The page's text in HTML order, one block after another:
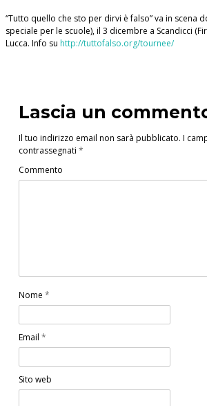
“Tutto quello che sto per dirvi è falso” va in scena
speciale per le scuole), il 3 dicembre a Scandicci
Lucca. Info su http://tuttofalso.org/tournee/
Lascia un
Il tuo indirizzo email non sarà pubblicato. I
contrassegnati *
Commento
Nome *
Email *
Sito web